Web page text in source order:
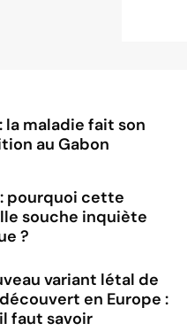
la maladie fait son
au Gabon
pourquoi cette
souche inquiète
?
variant létal de
en Europe :
faut savoir